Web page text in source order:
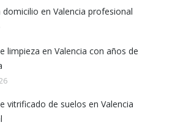
domicilio en Valencia profesional
limpieza en Valencia con años de
vitrificado de suelos en Valencia